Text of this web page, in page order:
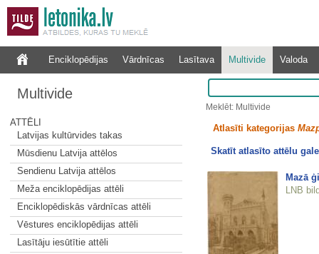
Enciklopēdijas Vārdnīcas Lasītava Multivide Valoda
Multivide
ATTĒLI
Latvijas kultūrvides takas
Mūsdienu Latvija attēlos
Sendienu Latvija attēlos
Meža enciklopēdijas attēli
Enciklopēdiskās vārdnīcas attēli
Vēstures enciklopēdijas attēli
Lasītāju iesūtītie attēli
Meklēt: Multivide
Atlasīti kategorijas
Skatīt atlasīto attēlu
Mazā
LNB